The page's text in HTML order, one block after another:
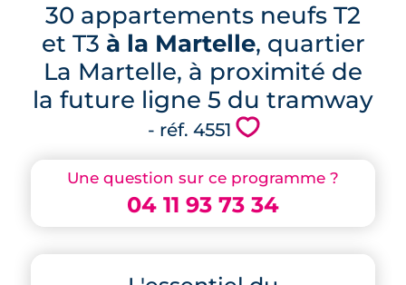
Une question sur ce programme ?
04 11 93 73 34
30 appartements neufs T2
et T3 à la Martelle, quartier
La Martelle, à proximité de
la future ligne 5 du tramway
- réf. 4551 💗